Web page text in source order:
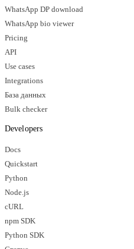
WhatsApp DP download
WhatsApp bio viewer
Pricing
API
Use cases
Integrations
База данных
Bulk checker
Developers
Docs
Quickstart
Python
Node.js
cURL
npm SDK
Python SDK